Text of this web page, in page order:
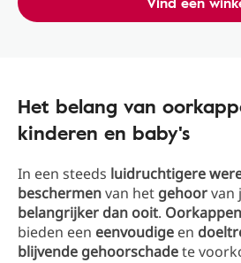
Het belang van
kinderen en baby's
In een steeds luidruchtigere
beschermenvan het gehoorvan
belangrijker dan ooit. Oorkappen
bieden een eenvoudige en
blijvende gehoorschadete